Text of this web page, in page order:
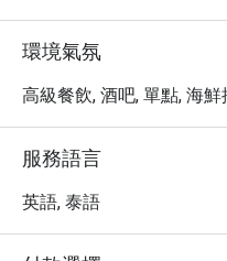
餐時光。憑藉 4.3 的高評
力於為旅客和當地居民提
・透過 Eatigo 預訂
格，盡情品味普吉島的美
環境氣氛
高級餐飲, 酒吧, 單點, 海
服務語言
英語, 泰語